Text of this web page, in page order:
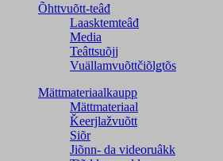
Õhttvuõtt-teâđ
Laasktemteâđ
Media
Teâttsuõjj
Vuällamvuõttčiõlǥtõs
Mättmateriaalkaupp
Mättmateriaal
Ǩeerjlažvuõtt
Siõr
Jiõnn- da videoruâkk